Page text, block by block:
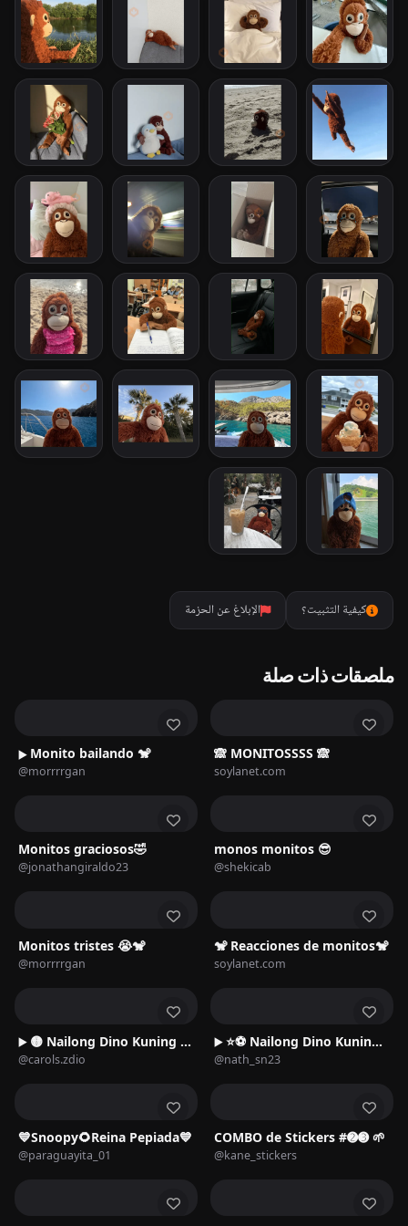
كيفية التثبيت؟ الإبلاغ عن الحزمة
ملصقات ذات صلة
🙈 MONITOSSSS 🙈
soylanet.com
▶️ Monito bailando 🐒
@morrrrgan
monos monitos 😎
@shekicab
Monitos graciosos🤣
@jonathangiraldo23
🐒 Reacciones de monitos🐒
soylanet.com
Monitos tristes 😭🐒
@morrrrgan
▶️⭐⚽ Nailong Dino Kuning 🦖🌿2️⃣
@nath_sn23
▶️ 🟡 Nailong Dino Kuning 🌿🦖2️⃣
@carols.zdio
COMBO de Stickers #➋➌ 🌱
@kane_stickers
💙Snoopy🌻Reina Pepiada💙
@paraguayita_01